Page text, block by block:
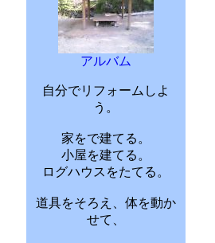
アルバム
自分でリフォームしよ
う。
家をで建てる。
小屋を建てる。
ログハウスをたてる。
道具をそろえ、体を動か
せて、